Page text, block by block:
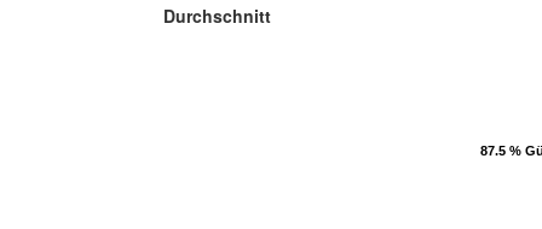
Durchschnitt
87.5 %
87.5 %